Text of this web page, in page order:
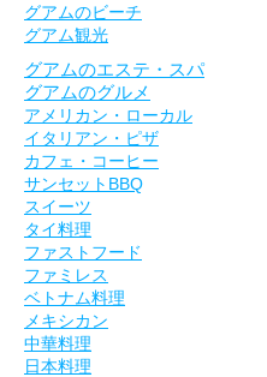
グアムのビーチ
グアム観光
グアムのエステ・スパ
グアムのグルメ
アメリカン・ローカル
イタリアン・ピザ
カフェ・コーヒー
サンセットBBQ
スイーツ
タイ料理
ファストフード
ファミレス
ベトナム料理
メキシカン
中華料理
日本料理